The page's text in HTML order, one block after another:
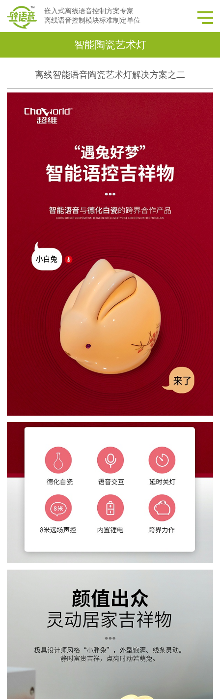
嵌入式离线语音控制方案专家
离线语音控制模块标准制定单位
智能陶瓷艺术灯
离线智能语音陶瓷艺术灯解决方案之二